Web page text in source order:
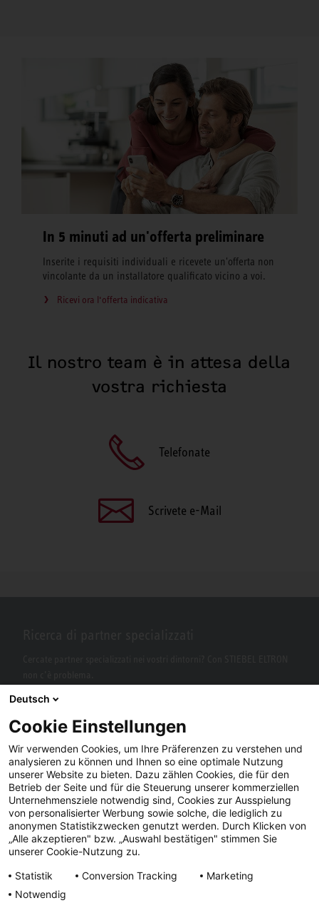
In 5 minuti ad un'offerta preliminare
Inserite i requisiti individuali e ricevete un'offerta non
vincolante da un installatore qualificato vicino a voi.
Ricevi ora l‘offerta indicativa
Il nostro team è in attesa della
vostra richiesta
Telefonate
Scrivete e-Mail
Facebook YouTube LinkedIn
Instagram
Deutsch
Cookie Einstellungen
Wir verwenden Cookies, um Ihre Präferenzen zu verstehen und
analysieren zu können und Ihnen so eine optimale Nutzung
unserer Website zu bieten. Dazu zählen Cookies, die für den
Betrieb der Seite und für die Steuerung unserer kommerziellen
Unternehmensziele notwendig sind, Cookies zur Ausspielung
von personalisierter Werbung sowie solche, die lediglich zu
anonymen Statistikzwecken genutzt werden. Durch Klicken von
„Alle akzeptieren" bzw. „Auswahl bestätigen" stimmen Sie
unserer Cookie-Nutzung zu.
Statistik
Conversion Tracking
Marketing
Notwendig